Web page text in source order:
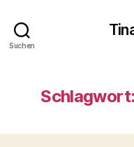
Suchen
Schlagwort: